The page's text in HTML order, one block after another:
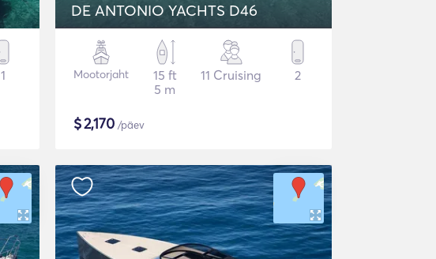
1
DE ANTONIO YACHTS D46
Mootorjaht
15 ft
5 m
11 Cruising 2
$2,170 /päev